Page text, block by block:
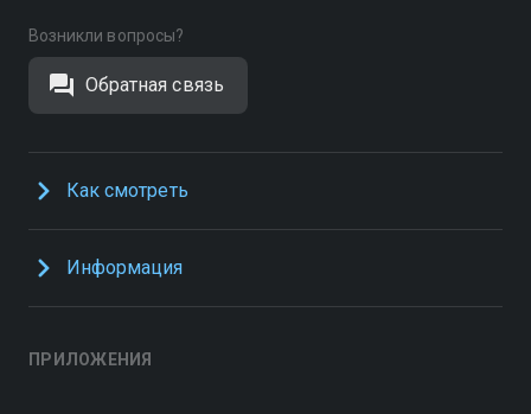
Возникли вопросы?
Обратная связь
Как смотреть
Информация
ПРИЛОЖЕНИЯ